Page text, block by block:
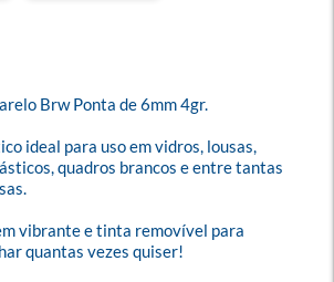
Brw Ponta de 6mm 4gr.
ideal para uso em vidros, lousas,
quadros brancos e entre tantas
vibrante e tinta removível para
quantas vezes quiser!